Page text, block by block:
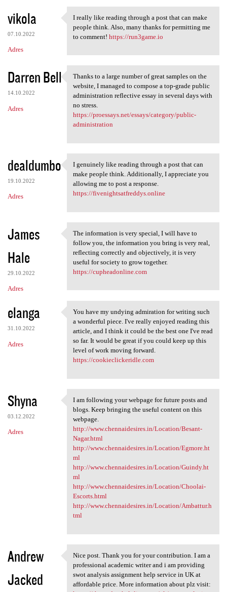
vikola
07.10.2022
Adres
I really like reading through
I really like reading through a post that can make
people think. Also, many thanks for permitting me
to comment! https://run3game.io
Darren Bell
14.10.2022
Adres
Thanks to a large number of
Thanks to a large number of great samples on the
website, I managed to compose a top-grade public
administration reflective essay in several days with
no stress.
https://proessays.net/essays/category/public-
administration
dealdumbo
19.10.2022
Adres
I genuinely like reading
I genuinely like reading through a post that can
make people think. Additionally, I appreciate you
allowing me to post a response.
https://fivenightsatfreddys.online
James
Hale
29.10.2022
Adres
The information is very
The information is very special, I will have to
follow you, the information you bring is very real,
reflecting correctly and objectively, it is very
useful for society to grow together.
https://cupheadonline.com
elanga
31.10.2022
Adres
You have my undying
You have my undying admiration for writing such
a wonderful piece. I've really enjoyed reading this
article, and I think it could be the best one I've read
so far. It would be great if you could keep up this
level of work moving forward.
https://cookieclickeridle.com
Shyna
03.12.2022
Adres
I am following your webpage
I am following your webpage for future posts and
blogs. Keep bringing the useful content on this
webpage.
http://www.chennaidesires.in/Location/Besant-
Nagar.html
http://www.chennaidesires.in/Location/Egmore.ht
ml
http://www.chennaidesires.in/Location/Guindy.ht
ml
http://www.chennaidesires.in/Location/Choolai-
Escorts.html
http://www.chennaidesires.in/Location/Ambattur.h
tml
Andrew
Jacked
Nice post. Thank you for your
Nice post. Thank you for your contribution. I am a
professional academic writer and i am providing
swot analysis assignment help service in UK at
affordable price. More information about plz visit: